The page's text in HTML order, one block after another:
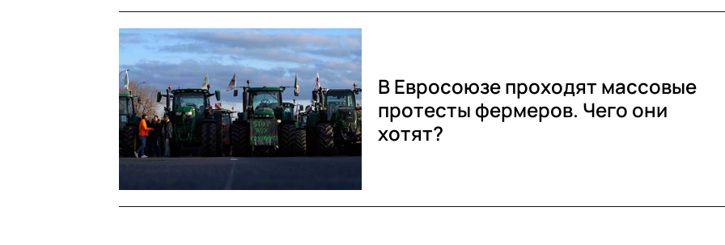
В Евросоюзе проходят массовые
протесты фермеров. Чего они
хотят?